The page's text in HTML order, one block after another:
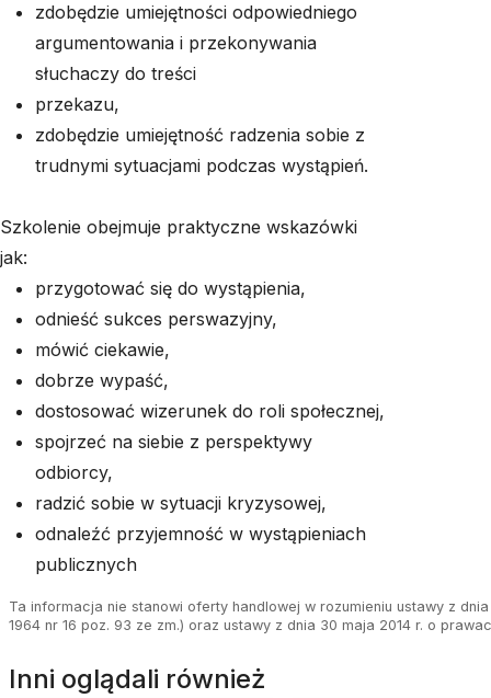
zdobędzie umiejętności odpowiedniego
argumentowania i przekonywania
słuchaczy do treści
przekazu,
zdobędzie umiejętność radzenia sobie z
trudnymi sytuacjami podczas wystąpień.
Szkolenie obejmuje praktyczne wskazówki
jak:
przygotować się do wystąpienia,
odnieść sukces perswazyjny,
mówić ciekawie,
dobrze wypaść,
dostosować wizerunek do roli społecznej,
spojrzeć na siebie z perspektywy
odbiorcy,
radzić sobie w sytuacji kryzysowej,
odnaleźć przyjemność w wystąpieniach
publicznych
Ta informacja nie stanowi oferty handlowej w rozumieniu ustawy z
1964 nr 16 poz. 93 ze zm.) oraz ustawy z dnia 30 maja 2014 r. o
Inni oglądali również